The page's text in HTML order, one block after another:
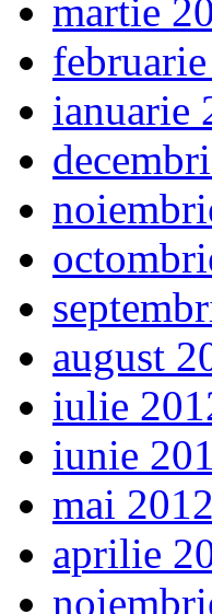
martie
ianuarie
august
iulie
iunie
mai 2012
aprilie